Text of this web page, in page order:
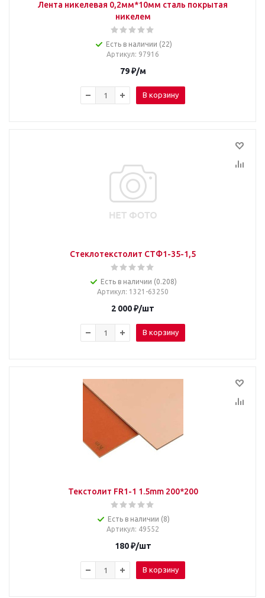
Лента никелевая 0,2мм*10мм сталь покрытая
никелем
Есть в наличии (22)
Артикул: 97916
79₽/м
В корзину
Стеклотекстолит СТФ1-35-1,5
Есть в наличии (0.208)
Артикул: 1321-63250
2 000₽/шт
В корзину
Текстолит FR1-1 1.5mm 200*200
Есть в наличии (8)
Артикул: 49552
180₽/шт
В корзину